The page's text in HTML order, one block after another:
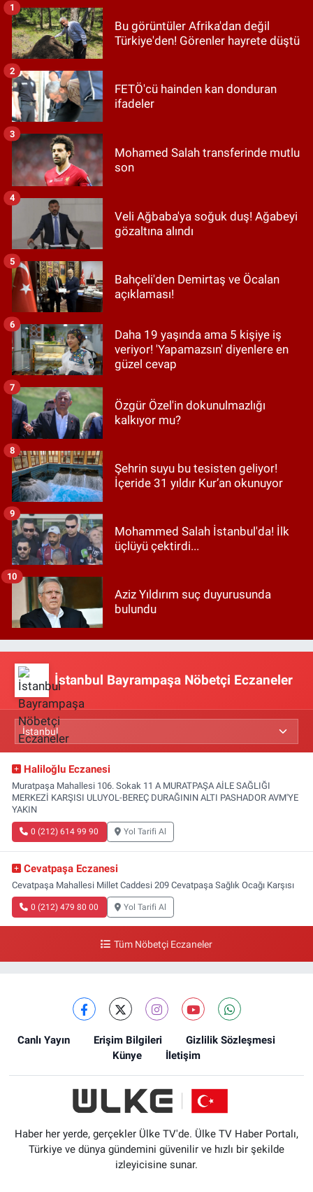
Bu görüntüler Afrika'dan değil
Türkiye'den! Görenler hayrete düştü
1
FETÖ'cü hainden kan donduran
ifadeler
2
Mohamed Salah transferinde mutlu
son
3
Veli Ağbaba'ya soğuk duş! Ağabeyi
gözaltına alındı
4
Bahçeli'den Demirtaş ve Öcalan
açıklaması!
5
Daha 19 yaşında ama 5 kişiye iş
veriyor! 'Yapamazsın' diyenlere en
güzel cevap
6
Özgür Özel'in dokunulmazlığı
kalkıyor mu?
7
Şehrin suyu bu tesisten geliyor!
İçeride 31 yıldır Kur’an okunuyor
8
Mohammed Salah İstanbul'da! İlk
üçlüyü çektirdi...
9
Aziz Yıldırım suç duyurusunda
bulundu
10
İstanbul Bayrampaşa Nöbetçi Eczaneler
Haliloğlu Eczanesi
Muratpaşa Mahallesi 106. Sokak 11 A MURATPAŞA AİLE SAĞLIĞI
MERKEZİ KARŞISI ULUYOL-BEREÇ DURAĞININ ALTI PASHADOR AVM'YE
YAKIN
0 (212) 614 99 90 Yol Tarifi Al
Cevatpaşa Eczanesi
Cevatpaşa Mahallesi Millet Caddesi 209 Cevatpaşa Sağlık Ocağı Karşısı
0 (212) 479 80 00 Yol Tarifi Al
Tüm Nöbetçi Eczaneler
Canlı Yayın Erişim Bilgileri
Gizlilik Sözleşmesi
Künye
İletişim
Haber her yerde, gerçekler Ülke TV'de. Ülke TV Haber Portalı,
Türkiye ve dünya gündemini güvenilir ve hızlı bir şekilde
izleyicisine sunar.